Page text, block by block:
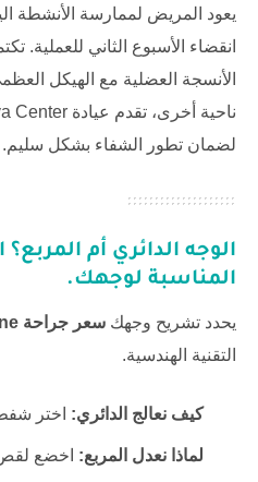
يعود المريض لممارسة الأنشطة
انقضاء الأسبوع الثاني للعملية.
الأنسجة العضلية مع الهيكل
ناحية أخرى، تقدم عيادة Center
لضمان تطور الشفاء بشكل سليم.
الوجه الدائري أم
المناسبة لوجهك.
يحدد تشريح وجهك سعر جراحة V-Line في تركيا
التقنية الهندسية.
كيف نعالج الدائري: اختر
لماذا نعدل المربع: اخضع لقص